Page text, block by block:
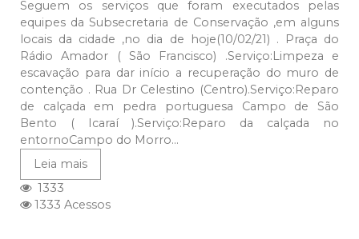
Seguem os serviços que foram executados pelas
equipes da Subsecretaria de Conservação ,em alguns
locais da cidade ,no dia de hoje(10/02/21) . Praça do
Rádio Amador ( São Francisco) .Serviço:Limpeza e
escavação para dar início a recuperação do muro de
contenção . Rua Dr Celestino (Centro).Serviço:Reparo
de calçada em pedra portuguesa Campo de São
Bento ( Icaraí ).Serviço:Reparo da calçada no
entornoCampo do Morro...
Leia mais
1333
1333 Acessos